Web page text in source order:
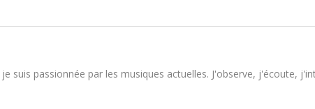
suis passionnée par les musiques actuelles. J'observe, j'écoute,